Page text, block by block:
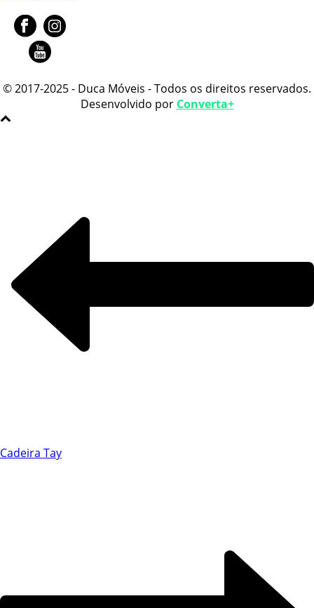
© 2017-2025 - Duca Móveis - Todos os direitos reservados.
Desenvolvido por Converta+
Cadeira Tay